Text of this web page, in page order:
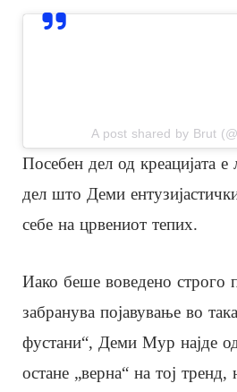
A post shared by Brut
Посебен дел од креацијата е
дел што Деми
себе на црвениот тепих.
Иако беше воведено строго
забранува појавување во
фустани“, Деми Мур најде
остане „верна“ на тој